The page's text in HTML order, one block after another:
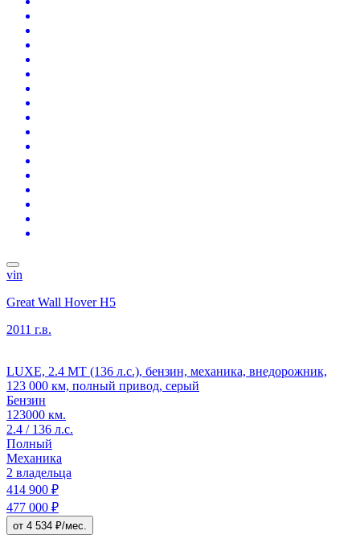
vin
Great Wall Hover H5
2011 г.в.
LUXE, 2.4 MT (136 л.с.), бензин, механика, внедорожник,
123 000 км, полный привод, серый
Бензин
123000 км.
2.4 / 136 л.с.
Полный
Механика
2 владельца
414 900 ₽
477 000 ₽
от 4 534 ₽/мес.